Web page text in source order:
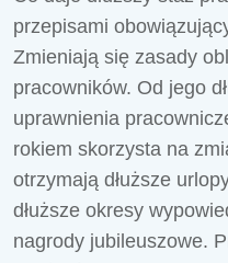
przepisami
Zmieniają się zasady
pracowników. Od jego
uprawnienia
rokiem skorzysta na
otrzymają dłuższe
dłuższe okresy
nagrody jubileuszowe.